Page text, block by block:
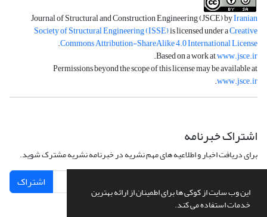
این وب سایت از کوکی ها برای اطمینان از ارائه بهترین
خدمات استفاده می کند.
Journal of Structural and Construction Engineering (JSCE) byIranian
Society of Structural Engineering (ISSE)is licensed under aCreative
Commons Attribution-ShareAlike 4.0 International License
.
Based on a work atwww.jsce.ir
.
Permissions beyond the scope of this license may be available at
www.jsce.ir
.
اشتراک خبرنامه
برای دریافت اخبار و اطلاعیه های مهم نشریه در خبرنامه نشریه مشترک شوید.
اشتراک